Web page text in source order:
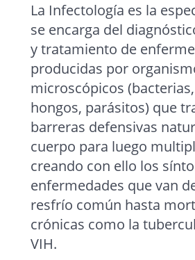
La Infectología es la
se encarga del
y tratamiento de
producidas por
microscópicos
hongos, parásitos) que
barreras defensivas
cuerpo para luego
creando con ello los
enfermedades que van
resfrío común hasta
crónicas como la
VIH.